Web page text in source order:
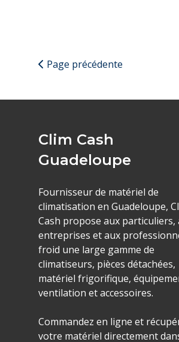
Page précédente
Clim Cash
Guadeloupe
Fournisseur de matériel de
climatisation en Guadeloupe,
Cash propose aux particuliers,
entreprises et aux
froid une large gamme de
climatiseurs, pièces détachées,
matériel frigorifique,
ventilation et accessoires.
Commandez en ligne et
votre matériel directement